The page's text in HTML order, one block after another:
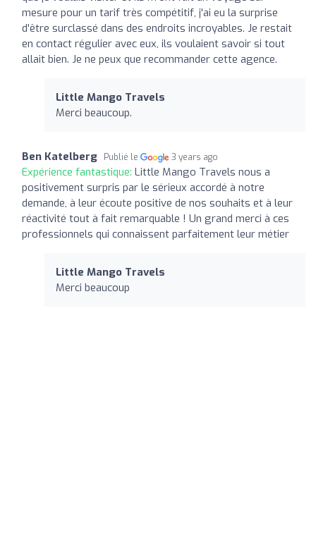
mesure pour un tarif très compétitif, j'ai eu la surprise
d'être surclassé dans des endroits incroyables. Je restait
en contact régulier avec eux, ils voulaient savoir si tout
allait bien. Je ne peux que recommander cette agence.
Little Mango Travels
Merci beaucoup.
Ben Katelberg Publié le 3 years ago
Expérience fantastique: Little Mango Travels nous a
positivement surpris par le sérieux accordé à notre
demande, à leur écoute positive de nos souhaits et à leur
réactivité tout à fait remarquable ! Un grand merci à ces
professionnels qui connaissent parfaitement leur métier
Little Mango Travels
Merci beaucoup